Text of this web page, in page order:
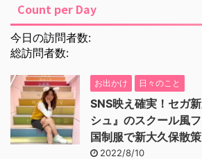
Count per Day
今日の訪問者数:
総訪問者数:
お出かけ 日々のこと
SNS映え確実！セガ
シュ』のスクール風
国制服で新大久保散
2022/8/10